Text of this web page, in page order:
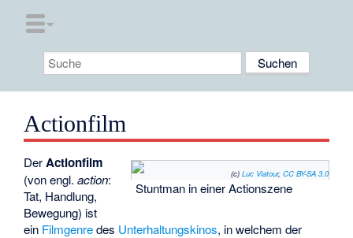
Actionfilm
(c) Luc Viatour, CC BY-SA 3.0
Stuntman in einer Actionszene
DerActionfilm
(von engl.action:
Tat, Handlung,
Bewegung) ist
ein Filmgenredes Unterhaltungskinos, in welchem der